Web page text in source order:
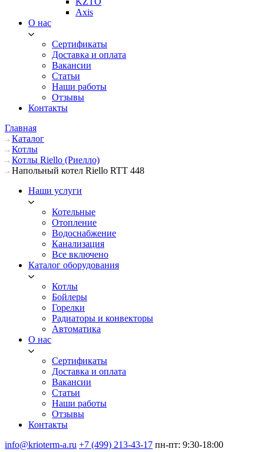
Axis
О нас
Сертификаты
Доставка и оплата
Вакансии
Статьи
Наши работы
Отзывы
Контакты
Главная
Каталог
Котлы
Котлы Riello (Риелло)
Напольный котел Riello RTT 448
Наши услуги
Котельные
Отопление
Водоснабжение
Канализация
Все включено
Каталог оборудования
Котлы
Бойлеры
Горелки
Радиаторы и конвекторы
Автоматика
О нас
Сертификаты
Доставка и оплата
Вакансии
Статьи
Наши работы
Отзывы
Контакты
info@krioterm-a.ru +7 (499) 213-43-17 пн-пт: 9:30-18:00